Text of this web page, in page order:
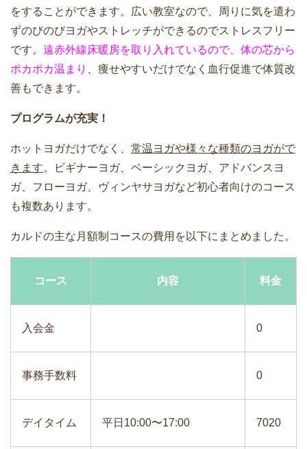
をすることができます。広い教室なので、周りに気を遣わ
ずのびのびヨガやストレッチができるのでストレスフリー
です。 遠赤外線床暖房を取り入れているので、体の芯から
ポカポカ温まり
、痩せやすいだけでなく血行促進で体質改
善もできます。
プログラムが充実！
ホットヨガだけでなく、 常温ヨガや様々な種類のヨガがで
きます。ビギナーヨガ、ベーシックヨガ、アドバンスヨ
ガ、フローヨガ、ヴィンヤサヨガなど初心者向けのコース
も複数あります。
カルドの主な月額制コースの費用を以下にまとめました。
コース 内容 料金
入会金 0
事務手数料 0
デイタイム 平日10:00〜17:00 7020